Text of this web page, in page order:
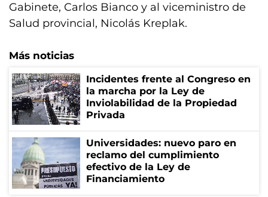
Gabinete, Carlos Bianco y al viceministro de
Salud provincial, Nicolás Kreplak.
Más noticias
Incidentes frente al Congreso en
la marcha por la Ley de
Inviolabilidad de la Propiedad
Privada
Universidades: nuevo paro en
reclamo del cumplimiento
efectivo de la Ley de
Financiamiento